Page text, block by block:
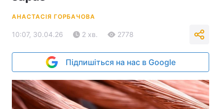
АНАСТАСІЯ ГОРБАЧОВА
10:07, 30.04.26 2 хв. 2778
Підпишіться на нас в Google